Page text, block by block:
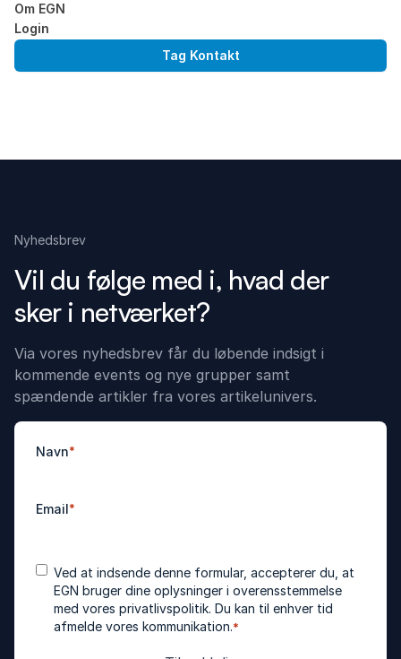
Om EGN
Login
Tag Kontakt
Nyhedsbrev
Vil du følge med i, hvad der
sker i netværket?
Via vores nyhedsbrev får du løbende indsigt i
kommende events og nye grupper samt
spændende artikler fra vores artikelunivers.
Navn*
Email*
Accepter
betingelser
*
Ved at indsende denne formular, accepterer du, at
EGN bruger dine oplysninger i overensstemmelse
med vores privatlivspolitik. Du kan til enhver tid
afmelde vores kommunikation.*